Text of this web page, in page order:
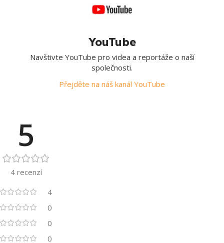
YouTube
Navštivte YouTube pro videa a reportáže o naší
společnosti.
Přejděte na náš kanál YouTube
5
4 recenzí
4
0
0
0